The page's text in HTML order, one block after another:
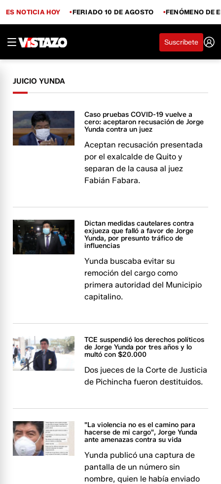
ES NOTICIA HOY FERIADO 10 DE AGOSTO FENÓMENO DE
Suscríbete
JUICIO YUNDA
Caso pruebas COVID-19 vuelve a
cero: aceptaron recusación de Jorge
Yunda contra un juez
Aceptan recusación presentada
por el exalcalde de Quito y
separan de la causa al juez
Fabián Fabara.
Dictan medidas cautelares contra
exjueza que falló a favor de Jorge
Yunda, por presunto tráfico de
influencias
Yunda buscaba evitar su
remoción del cargo como
primera autoridad del Municipio
capitalino.
TCE suspendió los derechos políticos
de Jorge Yunda por tres años y lo
multó con $20.000
Dos jueces de la Corte de Justicia
de Pichincha fueron destituidos.
"La violencia no es el camino para
hacerse de mi cargo", Jorge Yunda
ante amenazas contra su vida
Yunda publicó una captura de
pantalla de un número sin
nombre, quien le había enviado